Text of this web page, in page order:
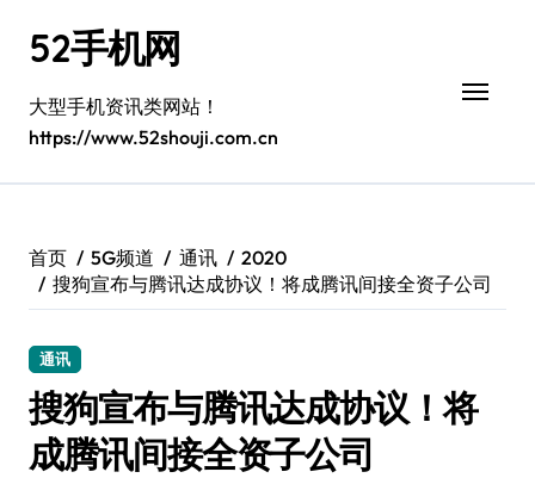
52手机网
大型手机资讯类网站！
https://www.52shouji.com.cn
首页 5G频道 通讯
2020
搜狗宣布与腾讯达成协议！将成腾讯间接全资子公司
通讯
搜狗宣布与腾讯达成协议！将
成腾讯间接全资子公司